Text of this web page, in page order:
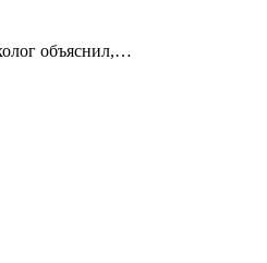
объяснил,…